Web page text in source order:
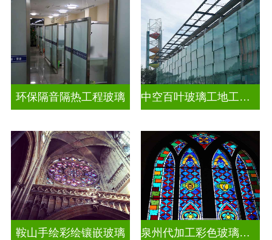
环保隔音隔热工程玻璃 中空百叶玻璃工地工装装饰玻璃
鞍山手绘彩绘镶嵌玻璃 泉州代加工彩色玻璃穹顶